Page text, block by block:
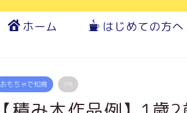
ホーム はじめての方へ
おもちゃで知育 PR